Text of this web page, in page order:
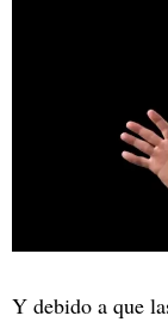
Y debido a que